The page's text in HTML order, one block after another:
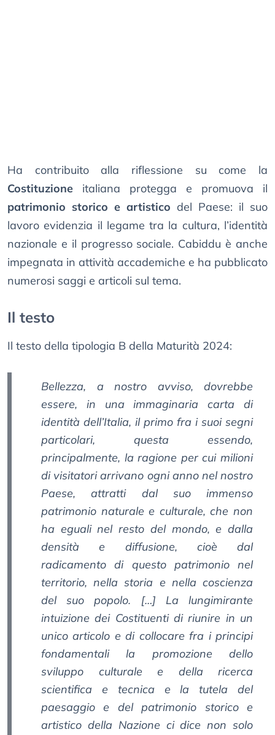
Ha contribuito alla riflessione su come la
Costituzione italiana protegga e promuova il
patrimonio storico e artistico del Paese: il suo
lavoro evidenzia il legame tra la cultura, l’identità
nazionale e il progresso sociale. Cabiddu è anche
impegnata in attività accademiche e ha pubblicato
numerosi saggi e articoli sul tema.
Il testo
Il testo della tipologia B della Maturità 2024:
Bellezza, a nostro avviso, dovrebbe
essere, in una immaginaria carta di
identità dell’Italia, il primo fra i suoi segni
particolari, questa essendo,
principalmente, la ragione per cui milioni
di visitatori arrivano ogni anno nel nostro
Paese, attratti dal suo immenso
patrimonio naturale e culturale, che non
ha eguali nel resto del mondo, e dalla
densità e diffusione, cioè dal
radicamento di questo patrimonio nel
territorio, nella storia e nella coscienza
del suo popolo. […] La lungimirante
intuizione dei Costituenti di riunire in un
unico articolo e di collocare fra i principi
fondamentali la promozione dello
sviluppo culturale e della ricerca
scientifica e tecnica e la tutela del
paesaggio e del patrimonio storico e
artistico della Nazione ci dice non solo